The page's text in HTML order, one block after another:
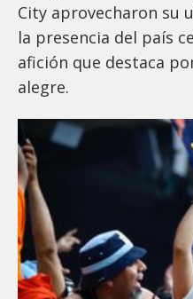
City aprovecharon su
la presencia del país
afición que destaca
alegre.